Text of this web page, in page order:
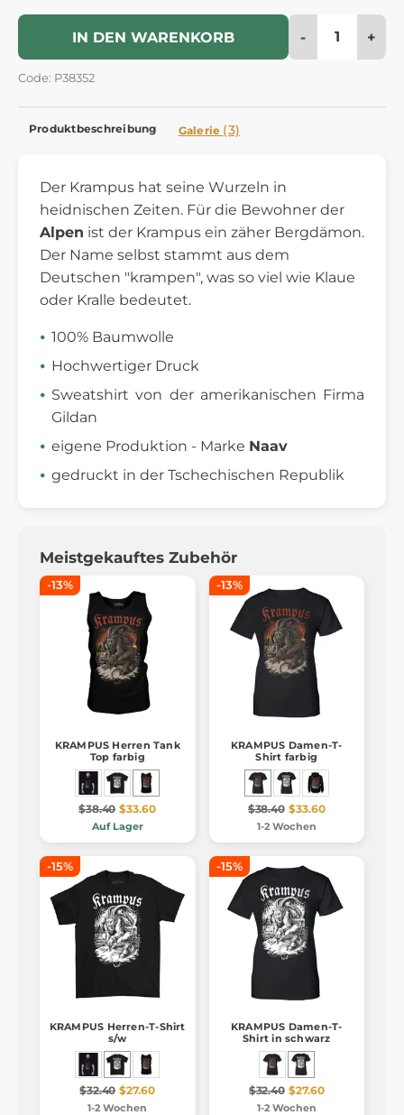
IN DEN WARENKORB - +
Code: P38352
Produktbeschreibung Galerie (3)
Der Krampus hat seine Wurzeln in
heidnischen Zeiten. Für die Bewohner der
Alpen ist der Krampus ein zäher Bergdämon.
Der Name selbst stammt aus dem
Deutschen "krampen", was so viel wie Klaue
oder Kralle bedeutet.
100% Baumwolle
Hochwertiger Druck
Sweatshirt von der amerikanischen Firma
Gildan
eigene Produktion - Marke Naav
gedruckt in der Tschechischen Republik
Meistgekauftes Zubehör
-13%
KRAMPUS Herren Tank
Top farbig
$38.40 $33.60
Auf Lager
-13%
KRAMPUS Damen-T-
Shirt farbig
$38.40 $33.60
1-2 Wochen
-15%
KRAMPUS Herren-T-Shirt
s/w
$32.40 $27.60
1-2 Wochen
-15%
KRAMPUS Damen-T-
Shirt in schwarz
$32.40 $27.60
1-2 Wochen